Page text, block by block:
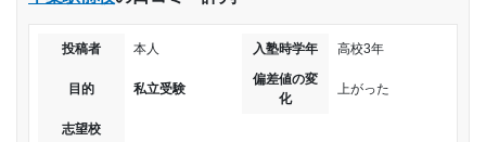
高校受験のため、通っていた 目指していた高校に合格
できた。受験あとは辞めたが高校での数学についていけ
なくなり、再度通った。ある程度理解できたため今は辞
めている
受講コース
通年
かった。
コース・カリキュラム
個別指導だったため、状況に応じて臨機応変に指導内容を変
えてくれたりと、細やかに対応してくれたと思うため。
投稿者 本人 入塾時学年 高校3年
目的 私立受験
偏差値の変
化
上がった
志望校